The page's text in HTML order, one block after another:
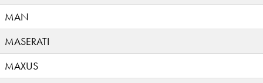
MAN
MASERATI
MAXUS